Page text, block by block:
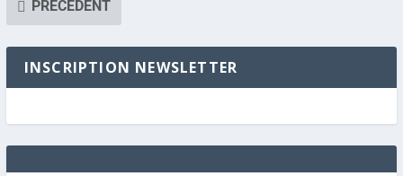
PRÉCÉDENT
INSCRIPTION NEWSLETTER